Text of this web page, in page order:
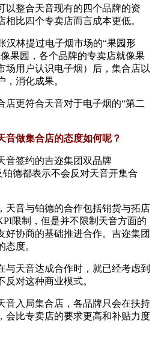
以整合天音现有的四个品牌的资
比四个专卖店而言成本更低。
汉林提过电子烟市场的“果园形
果园，各个品牌的专卖店就像果
场用户认识电子烟）后，集合店以
消化成果。
店更符合天音对于电子烟的“第二
音做集合店的态度如何呢？
音签约的吉迩集团双品牌
德都表示不会反对天音开集合
天音与铂德的合作包括销货与拓店
限制，但是并不限制天音方面的
好协商的基础推进合作。吉迩集团
度。
与天音达成合作时，就已经考虑到
对这种商业模式。
音入局集合店，各品牌只会在扶持
会比专卖店的要求更高和补贴力度